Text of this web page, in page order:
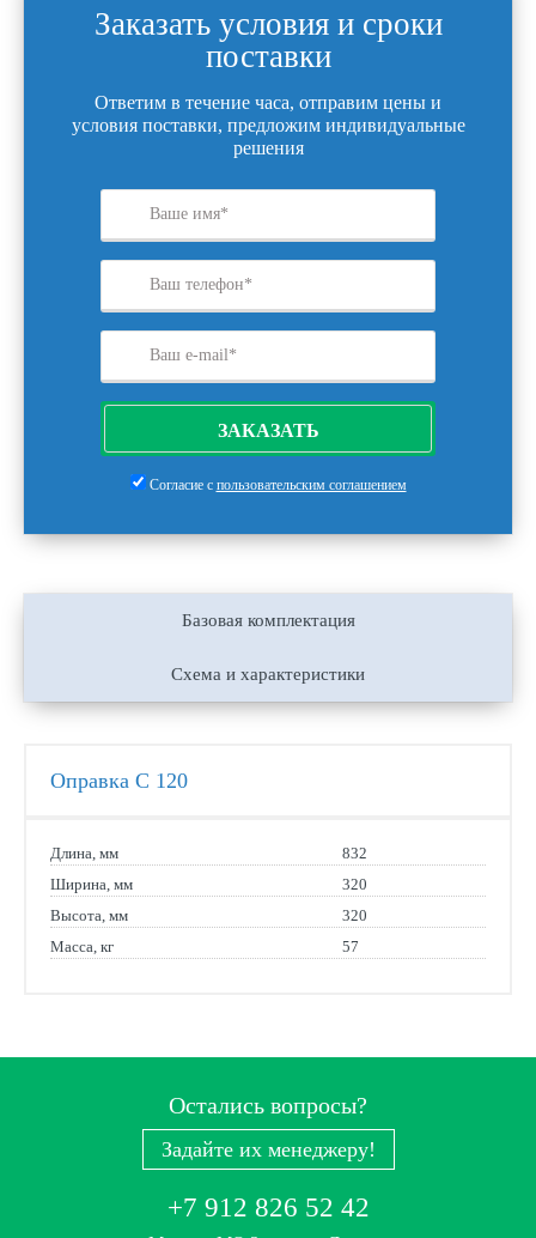
Заказать условия и сроки
поставки
Ответим в течение часа, отправим цены и
условия поставки, предложим индивидуальные
решения
ЗАКАЗАТЬ
Согласие с пользовательским соглашением
Базовая комплектация
Схема и характеристики
Оправка С 120
Длина, мм
832
Ширина, мм
320
Высота, мм
320
Масса, кг
57
Остались вопросы?
Задайте их менеджеру!
+7 912 826 52 42